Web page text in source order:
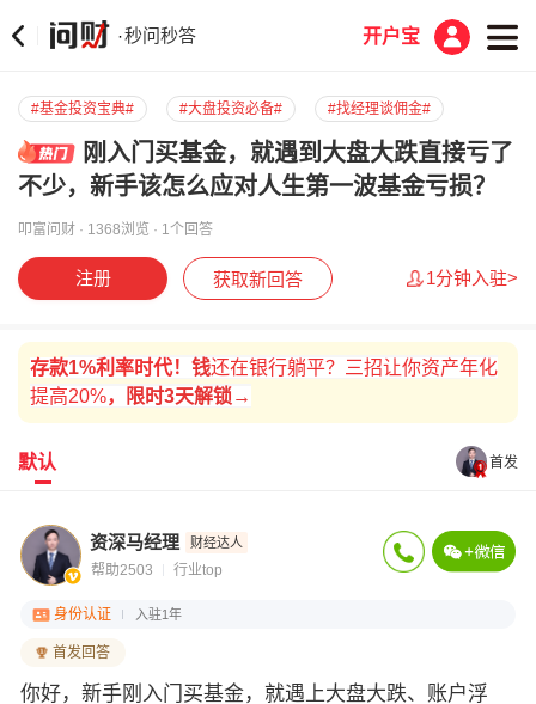
·秒问秒答 开户宝
#基金投资宝典# #大盘投资必备# #找经理谈佣金#
刚入门买基金，就遇到大盘大跌直接亏了
不少，新手该怎么应对人生第一波基金亏损？
叩富问财 · 1368浏览 · 1个回答
注册 获取新回答 1分钟入驻>
存款1%利率时代！ 钱还在银行躺平？三招让你资产年化
提高20%， 限时3天解锁→
默认 首发
资深马经理 财经达人
帮助2503 行业top
身份认证 入驻1年
首发回答
你好，新手刚入门买基金，就遇上大盘大跌、账户浮